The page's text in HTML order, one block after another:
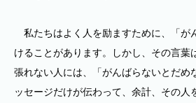
私たちはよく人を励ますために、「が
けることがあります。しかし、その言葉
張れない人には、「がんばらないとだめ
ッセージだけが伝わって、余計、その人